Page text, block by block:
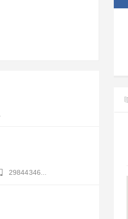
29844346...